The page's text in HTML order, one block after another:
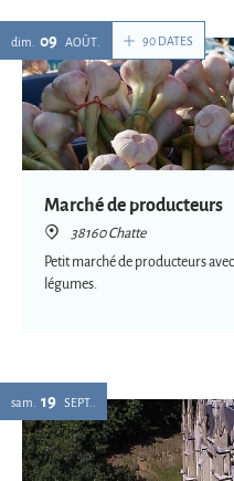
90 DATES
dim. 09 AOÛT
Marché de producteurs
38160 Chatte
Petit marché de producteurs
légumes.
sam. 19 SEPT.